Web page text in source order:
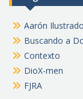
Aarón
Buscando a
Contexto
DioX-men
FJRA